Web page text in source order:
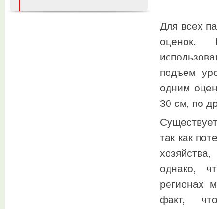
Для всех
оценок.
подъем
одним
30 см, по
так как
однако,
регионах
факт,